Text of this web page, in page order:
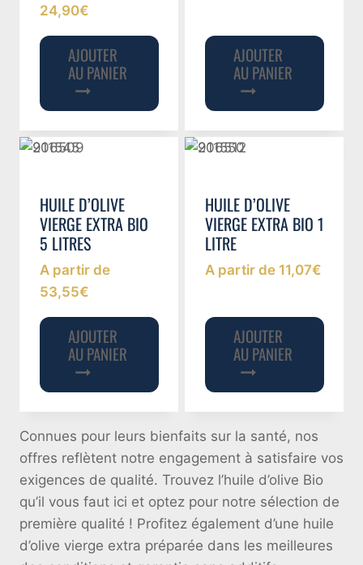
24,90€
AJOUTER
AU PANIER
AJOUTER
AU PANIER
HUILE D’OLIVE
VIERGE EXTRA BIO
5 LITRES
A partir de
53,55€
AJOUTER
AU PANIER
HUILE D’OLIVE
VIERGE EXTRA BIO 1
LITRE
A partir de 11,07€
AJOUTER
AU PANIER
Connues pour leurs bienfaits sur la santé, nos
offres reflètent notre engagement à satisfaire vos
exigences de qualité. Trouvez l’huile d’olive Bio
qu’il vous faut ici et optez pour notre sélection de
première qualité ! Profitez également d’une huile
d’olive vierge extra préparée dans les meilleures